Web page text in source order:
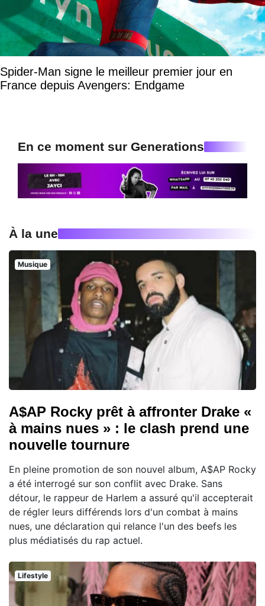
Spider-Man signe le meilleur premier jour en
France depuis Avengers: Endgame
En ce moment sur Generations
À la une
Musique
A$AP Rocky prêt à affronter Drake «
à mains nues » : le clash prend une
nouvelle tournure
En pleine promotion de son nouvel album, A$AP Rocky
a été interrogé sur son conflit avec Drake. Sans
détour, le rappeur de Harlem a assuré qu'il accepterait
de régler leurs différends lors d'un combat à mains
nues, une déclaration qui relance l'un des beefs les
plus médiatisés du rap actuel.
Lifestyle